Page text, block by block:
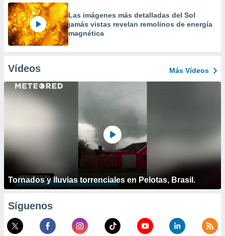
Las imágenes más detalladas del Sol
jamás vistas revelan remolinos de energía
magnética
Vídeos Más Vídeos
Tornados y lluvias torrenciales en Pelotas, Brasil.
Síguenos